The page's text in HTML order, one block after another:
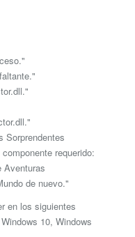
Sorprendentes
requerido:
Aventuras
de nuevo."
en los siguientes
10, Windows